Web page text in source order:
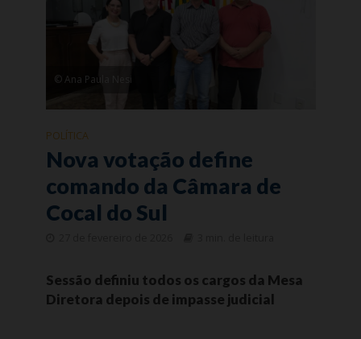
© Ana Paula Nesi
POLÍTICA
Nova votação define
comando da Câmara de
Cocal do Sul
Sessão definiu todos os cargos da Mesa
Diretora depois de impasse judicial